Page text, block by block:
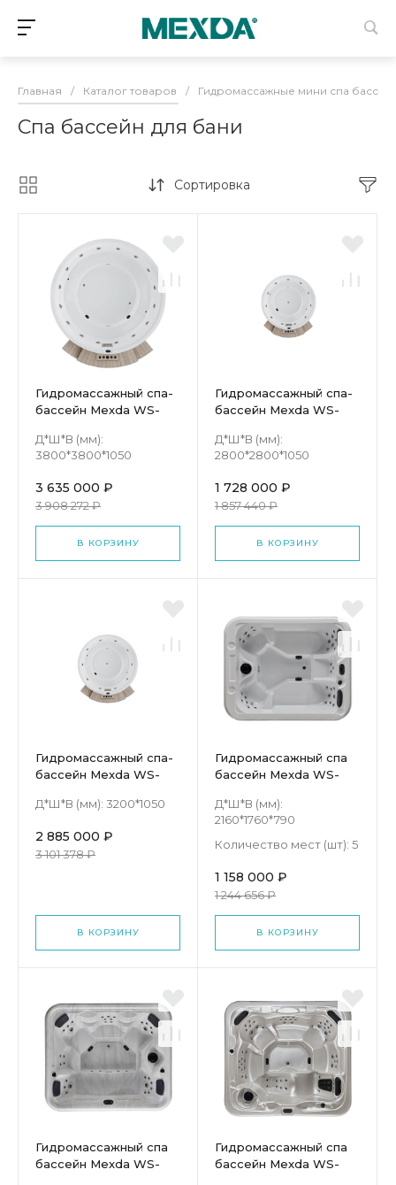
Главная / Каталог товаров / Гидромассажные мини спа
Спа бассейн для бани
Сортировка
Гидромассажный спа-
бассейн Mexda WS-
Д*Ш*В (мм):
3800*3800*1050
3 635 000 ₽
3 908 272 ₽
В КОРЗИНУ
Гидромассажный спа-
бассейн Mexda WS-
Д*Ш*В (мм):
2800*2800*1050
1 728 000 ₽
1 857 440 ₽
В КОРЗИНУ
Гидромассажный спа-
бассейн Mexda WS-
Д*Ш*В (мм): 3200*1050
2 885 000 ₽
3 101 378 ₽
В КОРЗИНУ
Гидромассажный спа
бассейн Mexda WS-
Д*Ш*В (мм):
2160*1760*790
Количество мест (шт): 5
1 158 000 ₽
1 244 656 ₽
В КОРЗИНУ
Гидромассажный спа
бассейн Mexda WS-
Гидромассажный спа
бассейн Mexda WS-